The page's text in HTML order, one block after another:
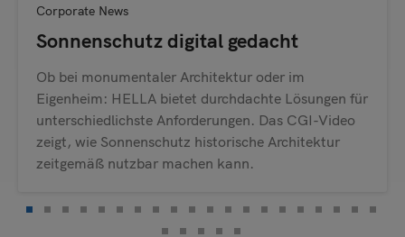
Corporate News
Sonnenschutz digital gedacht
Ob bei monumentaler Architektur oder im
Eigenheim: HELLA bietet durchdachte Lösungen für
unterschiedlichste Anforderungen. Das CGI-Video
zeigt, wie Sonnenschutz historische Architektur
zeitgemäß nutzbar machen kann.